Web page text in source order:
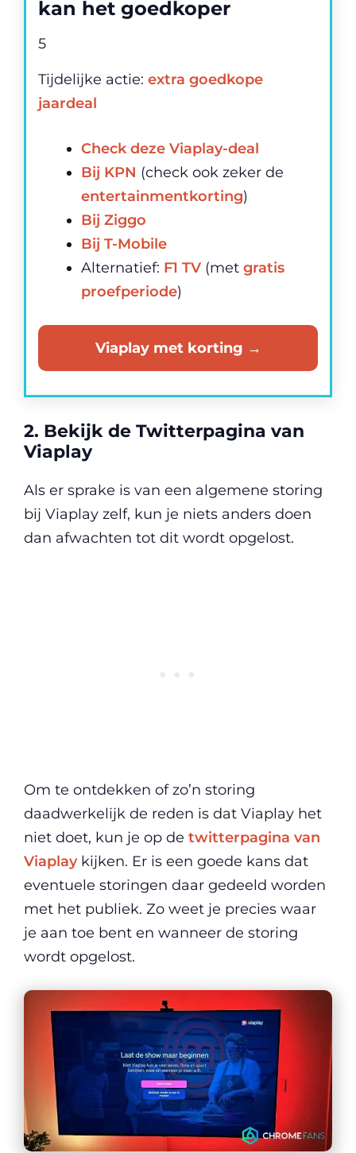
kan het goedkoper
5
Tijdelijke actie: extra goedkope
jaardeal
Check deze Viaplay-deal
Bij KPN (check ook zeker de
entertainmentkorting)
Bij Ziggo
Bij T-Mobile
Alternatief: F1 TV (met gratis
proefperiode)
Viaplay met korting →
2. Bekijk de Twitterpagina van
Viaplay
Als er sprake is van een algemene storing
bij Viaplay zelf, kun je niets anders doen
dan afwachten tot dit wordt opgelost.
Om te ontdekken of zo’n storing
daadwerkelijk de reden is dat Viaplay het
niet doet, kun je op de twitterpagina van
Viaplaykijken. Er is een goede kans dat
eventuele storingen daar gedeeld worden
met het publiek. Zo weet je precies waar
je aan toe bent en wanneer de storing
wordt opgelost.